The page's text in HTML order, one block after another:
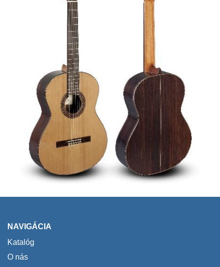
NAVIGÁCIA
Katalóg
O nás